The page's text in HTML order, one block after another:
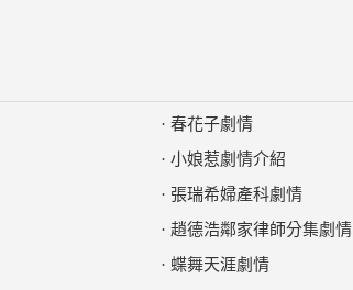
· 春花子劇情
· 小娘惹劇情介紹
· 張瑞希婦產科劇情
· 趙德浩鄰家律師分集劇情
· 蝶舞天涯劇情